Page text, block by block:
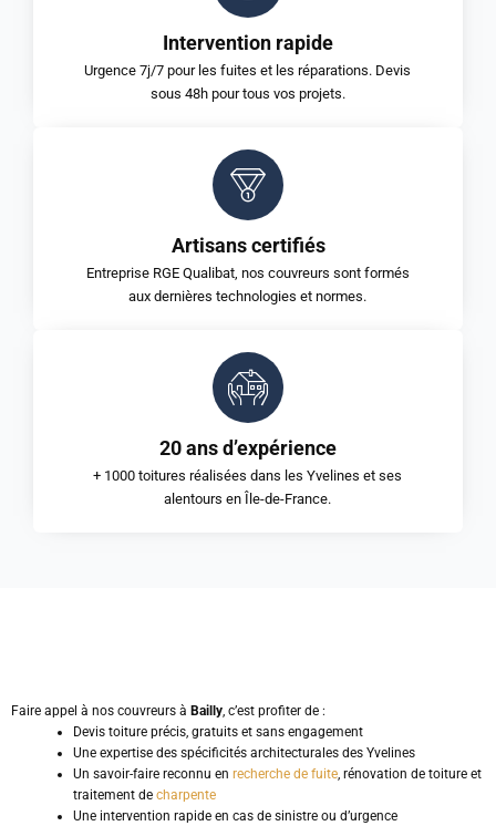
Intervention rapide
Urgence 7j/7 pour les fuites et les réparations. Devis
sous 48h pour tous vos projets.
Artisans certifiés
Entreprise RGE Qualibat, nos couvreurs sont formés
aux dernières technologies et normes.
20 ans d’expérience
+ 1000 toitures réalisées dans les Yvelines et ses
alentours en Île-de-France.
Faire appel à nos couvreurs à Bailly, c’est profiter de :
Devis toiture précis, gratuits et sans engagement
Une expertise des spécificités architecturales des Yvelines
Un savoir-faire reconnu en recherche de fuite, rénovation de toiture et
traitement de charpente
Une intervention rapide en cas de sinistre ou d’urgence